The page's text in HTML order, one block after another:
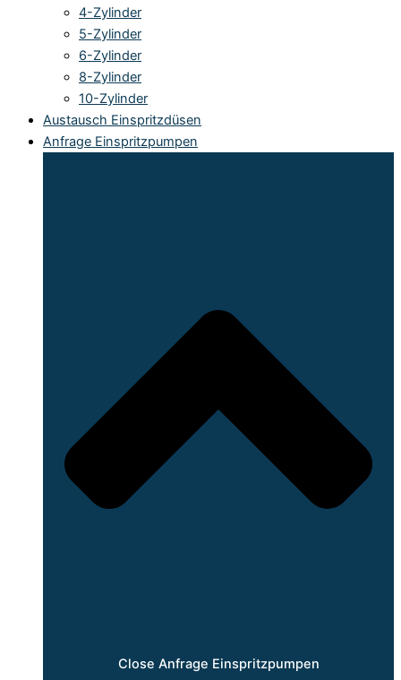
4-Zylinder
5-Zylinder
6-Zylinder
8-Zylinder
10-Zylinder
Austausch Einspritzdüsen
Anfrage Einspritzpumpen
Close Anfrage Einspritzpumpen